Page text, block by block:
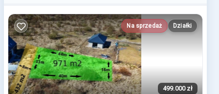
Na sprzedaż Działki
499.000 zł